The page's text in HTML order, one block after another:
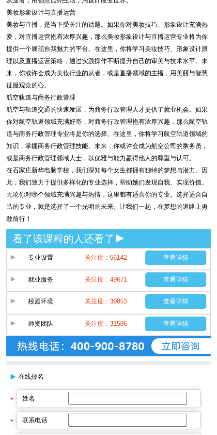
美妆形象设计与直播运营
美妆与直播，是当下受关注的话题。如果你对美妆技巧、形象设计充满热
爱，对直播运营抱有浓厚兴趣，那么美妆形象设计与直播运营专业将为你
提供一个展现自我魅力的平台。在这里，你将学习美妆技巧、形象设计原
理以及直播运营策略，通过实践操作不断提升自己的审美与技术水平。未
来，你或许会成为美妆行业的从者，或是直播领域的主播，用美丽与智慧
征服观众的心。
航空轨道与商务行政管理
航空与轨道交通的快速发展，为商务行政管理人才提供了就业机会。如果
你对航空轨道领域充满好奇，对商务行政管理抱有浓厚兴趣，那么航空轨
道与商务行政管理专业将是你的选择。在这里，你将学习航空轨道领域的
知识，掌握商务行政管理技能。未来，你或许会成为航空公司的乘务员，
或是商务行政管理领域人士，以优雅与能力赢得他人的尊重与认可。
在石家庄新华电脑学校，我们深知每个女生都拥有独特的梦想与潜力。因
此，我们致力于提供多样化的专业选择，帮助她们发现自我、实现价值。
无论你对哪个领域充满兴趣与热情，这里都有适合你的专业。选择适合自
己的专业，就是选择了一个光明的未来。让我们一起，在梦想的道路上勇
敢前行！
看了该课程的人还看了
专业设置 关注度：56142 查看详情
就业服务 关注度：49671 查看详情
校园环境 关注度：39853 查看详情
师资团队 关注度：31586 查看详情
在线报名
姓名
联系电话